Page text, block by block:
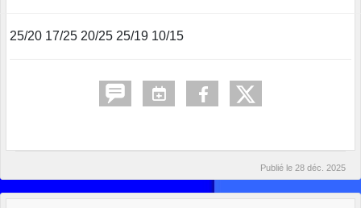
25/20 17/25 20/25 25/19 10/15
Publié le 28 déc. 2025